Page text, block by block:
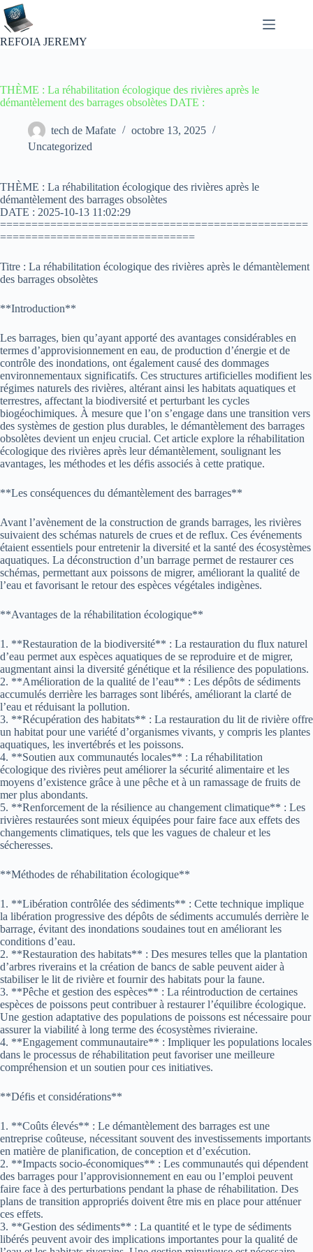
Passer
au
contenu
REFOIA JEREMY
THÈME : La réhabilitation écologique des rivières après le
démantèlement des barrages obsolètes DATE :
tech de Mafate
octobre 13, 2025
Uncategorized
THÈME : La réhabilitation écologique des rivières après le
démantèlement des barrages obsolètes
DATE : 2025-10-13 11:02:29
=================================================
===============================
Titre : La réhabilitation écologique des rivières après le démantèlement
des barrages obsolètes
**Introduction**
Les barrages, bien qu’ayant apporté des avantages considérables en
termes d’approvisionnement en eau, de production d’énergie et de
contrôle des inondations, ont également causé des dommages
environnementaux significatifs. Ces structures artificielles modifient les
régimes naturels des rivières, altérant ainsi les habitats aquatiques et
terrestres, affectant la biodiversité et perturbant les cycles
biogéochimiques. À mesure que l’on s’engage dans une transition vers
des systèmes de gestion plus durables, le démantèlement des barrages
obsolètes devient un enjeu crucial. Cet article explore la réhabilitation
écologique des rivières après leur démantèlement, soulignant les
avantages, les méthodes et les défis associés à cette pratique.
**Les conséquences du démantèlement des barrages**
Avant l’avènement de la construction de grands barrages, les rivières
suivaient des schémas naturels de crues et de reflux. Ces événements
étaient essentiels pour entretenir la diversité et la santé des écosystèmes
aquatiques. La déconstruction d’un barrage permet de restaurer ces
schémas, permettant aux poissons de migrer, améliorant la qualité de
l’eau et favorisant le retour des espèces végétales indigènes.
**Avantages de la réhabilitation écologique**
1. **Restauration de la biodiversité** : La restauration du flux naturel
d’eau permet aux espèces aquatiques de se reproduire et de migrer,
augmentant ainsi la diversité génétique et la résilience des populations.
2. **Amélioration de la qualité de l’eau** : Les dépôts de sédiments
accumulés derrière les barrages sont libérés, améliorant la clarté de
l’eau et réduisant la pollution.
3. **Récupération des habitats** : La restauration du lit de rivière offre
un habitat pour une variété d’organismes vivants, y compris les plantes
aquatiques, les invertébrés et les poissons.
4. **Soutien aux communautés locales** : La réhabilitation
écologique des rivières peut améliorer la sécurité alimentaire et les
moyens d’existence grâce à une pêche et à un ramassage de fruits de
mer plus abondants.
5. **Renforcement de la résilience au changement climatique** : Les
rivières restaurées sont mieux équipées pour faire face aux effets des
changements climatiques, tels que les vagues de chaleur et les
sécheresses.
**Méthodes de réhabilitation écologique**
1. **Libération contrôlée des sédiments** : Cette technique implique
la libération progressive des dépôts de sédiments accumulés derrière le
barrage, évitant des inondations soudaines tout en améliorant les
conditions d’eau.
2. **Restauration des habitats** : Des mesures telles que la plantation
d’arbres riverains et la création de bancs de sable peuvent aider à
stabiliser le lit de rivière et fournir des habitats pour la faune.
3. **Pêche et gestion des espèces** : La réintroduction de certaines
espèces de poissons peut contribuer à restaurer l’équilibre écologique.
Une gestion adaptative des populations de poissons est nécessaire pour
assurer la viabilité à long terme des écosystèmes rivieraine.
4. **Engagement communautaire** : Impliquer les populations locales
dans le processus de réhabilitation peut favoriser une meilleure
compréhension et un soutien pour ces initiatives.
**Défis et considérations**
1. **Coûts élevés** : Le démantèlement des barrages est une
entreprise coûteuse, nécessitant souvent des investissements importants
en matière de planification, de conception et d’exécution.
2. **Impacts socio-économiques** : Les communautés qui dépendent
des barrages pour l’approvisionnement en eau ou l’emploi peuvent
faire face à des perturbations pendant la phase de réhabilitation. Des
plans de transition appropriés doivent être mis en place pour atténuer
ces effets.
3. **Gestion des sédiments** : La quantité et le type de sédiments
libérés peuvent avoir des implications importantes pour la qualité de